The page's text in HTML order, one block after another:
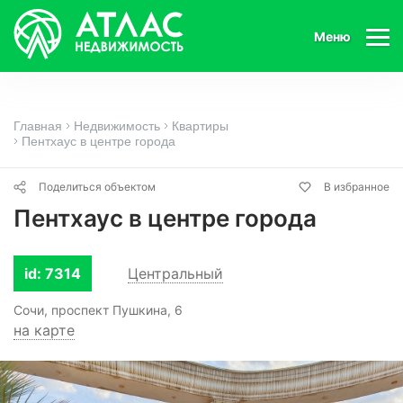
Меню
Главная Недвижимость
Квартиры
Пентхаус в центре города
Поделиться объектом В избранное
Пентхаус в центре города
id: 7314 Центральный
Сочи, проспект Пушкина, 6
на карте